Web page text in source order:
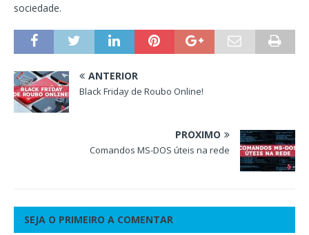
sociedade.
ANTERIOR
Black Friday de Roubo Online!
PRÓXIMO
Comandos MS-DOS úteis na rede
SEJA O PRIMEIRO A COMENTAR